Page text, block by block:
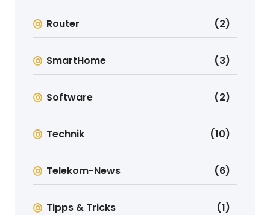
Router (2)
SmartHome (3)
Software (2)
Technik (10)
Telekom-News (6)
Tipps & Tricks (1)